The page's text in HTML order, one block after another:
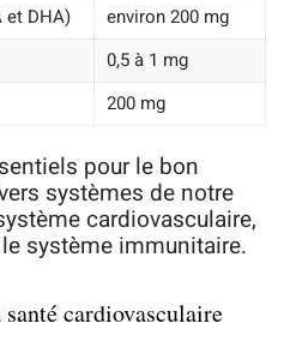
et DHA)
environ 200 mg
0,5 à 1 mg
200 mg
pour le bon
systèmes de notre
cardiovasculaire,
système immunitaire.
cardiovasculaire